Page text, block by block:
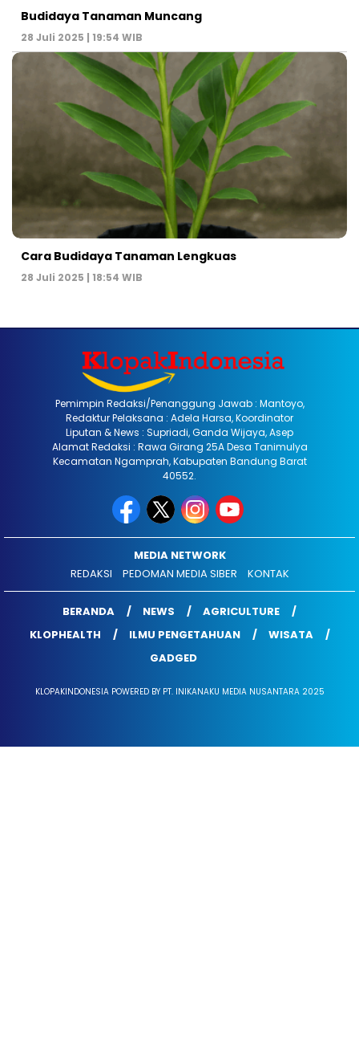
Budidaya Tanaman Muncang
28 Juli 2025 | 19:54 WIB
Cara Budidaya Tanaman Lengkuas
28 Juli 2025 | 18:54 WIB
Pemimpin Redaksi/Penanggung Jawab : Mantoyo,
Redaktur Pelaksana : Adela Harsa, Koordinator
Liputan & News : Supriadi, Ganda Wijaya, Asep
Alamat Redaksi : Rawa Girang 25A Desa Tanimulya
Kecamatan Ngamprah, Kabupaten Bandung Barat
40552.
MEDIA NETWORK
REDAKSI
PEDOMAN MEDIA SIBER KONTAK
BERANDA NEWS
AGRICULTURE
KLOPHEALTH
ILMU PENGETAHUAN
WISATA
GADGED
KLOPAKINDONESIA POWERED BY PT. INIKANAKU MEDIA NUSANTARA 2025